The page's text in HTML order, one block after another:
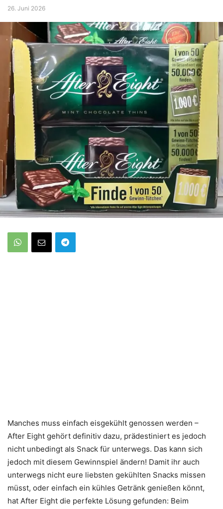
26. Juni 2026
Manches muss einfach eisgekühlt genossen werden –
After Eight gehört definitiv dazu, prädestiniert es jedoch
nicht unbedingt als Snack für unterwegs. Das kann sich
jedoch mit diesem Gewinnspiel ändern! Damit ihr auch
unterwegs nicht eure liebsten gekühlten Snacks missen
müsst, oder einfach ein kühles Getränk genießen könnt,
hat After Eight die perfekte Lösung gefunden: Beim